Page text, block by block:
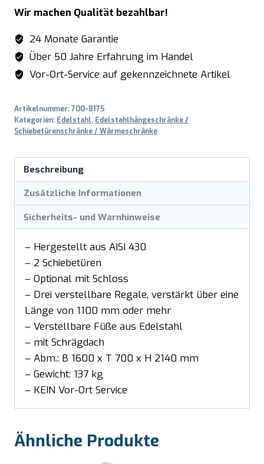
Wir machen Qualität bezahlbar!
24 Monate Garantie
Über 50 Jahre Erfahrung im Handel
Vor-Ort-Service auf gekennzeichnete Artikel
Artikelnummer:700-8175
Kategorien: Edelstahl, Edelstahlhängeschränke /
Schiebetürenschränke / Wärmeschränke
Beschreibung
Zusätzliche Informationen
Sicherheits- und Warnhinweise
– Hergestellt aus AISI 430
– 2 Schiebetüren
– Optional mit Schloss
– Drei verstellbare Regale, verstärkt über eine
Länge von 1100 mm oder mehr
– Verstellbare Füße aus Edelstahl
– mit Schrägdach
– Abm.: B 1600 x T 700 x H 2140 mm
– Gewicht: 137 kg
– KEIN Vor-Ort Service
Ähnliche Produkte